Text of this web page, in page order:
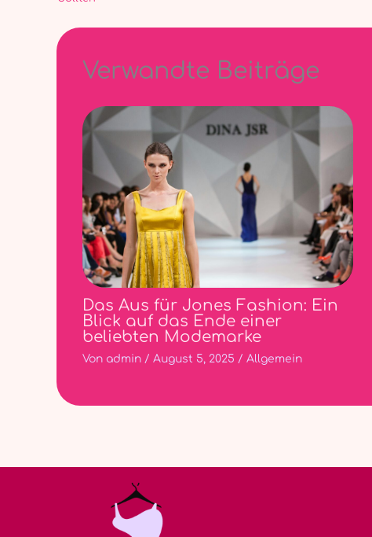
Verwandte Beiträge
Das Aus für Jones Fashion: Ein
Blick auf das Ende einer
beliebten Modemarke
Von admin / August 5, 2025 / Allgemein